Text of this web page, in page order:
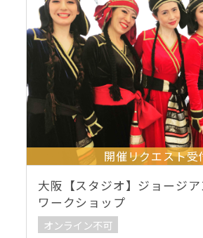
開催リクエスト受
大阪【スタジオ】ジョージ
ワークショップ
オンライン不可